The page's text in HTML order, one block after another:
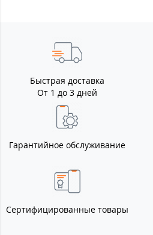
Быстрая доставка
От 1 до 3 дней
Гарантийное обслуживание
Сертифицированные товары